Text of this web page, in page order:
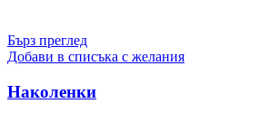
Бърз преглед
Добави в списъка с желания
Наколенки